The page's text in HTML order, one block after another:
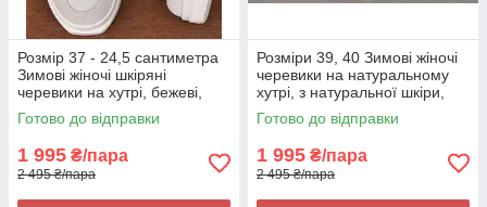
Розмір 37 - 24,5 сантиметра
Зимові жіночі шкіряні
черевики на хутрі, бежеві,
легкі та зручні Restime 24380
Готово до відправки
1 995 ₴/пара
2 495 ₴/пара
Розміри 39, 40 Зимові жіночі
черевики на натуральному
хутрі, з натуральної шкіри,
жовті Brave 814
Готово до відправки
1 995 ₴/пара
2 495 ₴/пара